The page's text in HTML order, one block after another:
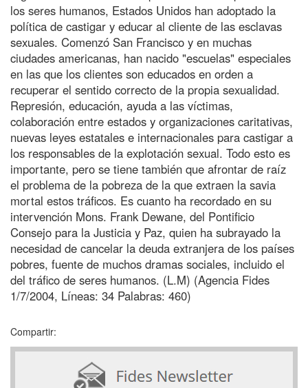
los seres humanos, Estados Unidos han adoptado la
política de castigar y educar al cliente de las esclavas
sexuales. Comenzó San Francisco y en muchas
ciudades americanas, han nacido "escuelas" especiales
en las que los clientes son educados en orden a
recuperar el sentido correcto de la propia sexualidad.
Represión, educación, ayuda a las víctimas,
colaboración entre estados y organizaciones caritativas,
nuevas leyes estatales e internacionales para castigar a
los responsables de la explotación sexual. Todo esto es
importante, pero se tiene también que afrontar de raíz
el problema de la pobreza de la que extraen la savia
mortal estos tráficos. Es cuanto ha recordado en su
intervención Mons. Frank Dewane, del Pontificio
Consejo para la Justicia y Paz, quien ha subrayado la
necesidad de cancelar la deuda extranjera de los países
pobres, fuente de muchos dramas sociales, incluido el
del tráfico de seres humanos. (L.M) (Agencia Fides
1/7/2004, Líneas: 34 Palabras: 460)
Compartir: